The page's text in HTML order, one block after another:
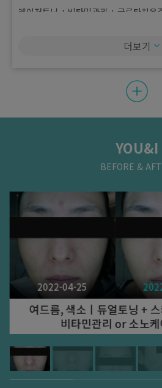
레이저토닝 + 비타민관리 + 글루타치온
아쿠아필 + 네오빔 + 스케일링 5회
브이로 어드밴스 리프팅 (초음파 300
잠실점 단독이벤트
브이로 어드밴스 리프팅 (초음파 500
잠실점 단독이벤트
엑소좀 + LDM 1회
잠실점 단독이벤트
더보기
YOU&I
BEFORE &
2022-04-25
여드름, 색소ㅣ듀얼토닝 +
비타민관리 or 소노케